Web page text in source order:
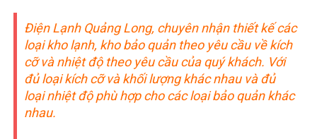
Điện Lạnh Quảng Long, chuyên nhận thiết kế các
loại kho lạnh, kho bảo quản theo yêu cầu về kích
cỡ và nhiệt độ theo yêu cầu của quý khách. Với
đủ loại kích cỡ và khối lượng khác nhau và đủ
loại nhiệt độ phù hợp cho các loại bảo quản khác
nhau.